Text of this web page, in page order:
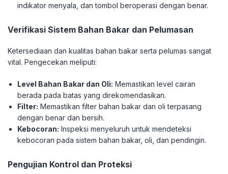
indikator menyala, dan tombol beroperasi dengan benar.
Verifikasi Sistem Bahan Bakar dan Pelumasan
Ketersediaan dan kualitas bahan bakar serta pelumas sangat
vital. Pengecekan meliputi:
Level Bahan Bakar dan Oli: Memastikan level cairan
berada pada batas yang direkomendasikan.
Filter: Memastikan filter bahan bakar dan oli terpasang
dengan benar dan bersih.
Kebocoran: Inspeksi menyeluruh untuk mendeteksi
kebocoran pada sistem bahan bakar, oli, dan pendingin.
Pengujian Kontrol dan Proteksi